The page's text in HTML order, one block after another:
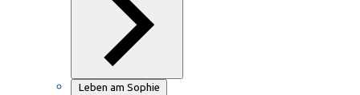
Leben am Sophie